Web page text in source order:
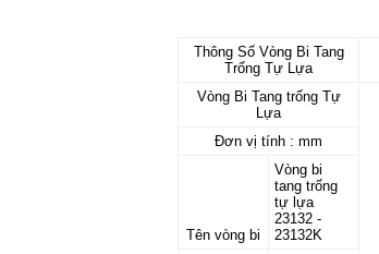
Thông Số Vòng Bi Tang
Trống Tự Lựa
Vòng Bi Tang trống Tự
Lựa
Đơn vị tính : mm
Tên vòng bi
Vòng bi
tang trống
tự lựa
23132 -
23132K